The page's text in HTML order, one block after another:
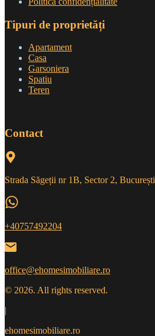
Tipuri de proprietăți
Apartament
Casa
Garsoniera
Spatiu
Teren
Contact
Strada Săgeții nr 1B, Sector 2, București
+40757492204
office@ehomesimobiliare.ro
© 2026. All rights reserved.
|
ehomesimobiliare.ro